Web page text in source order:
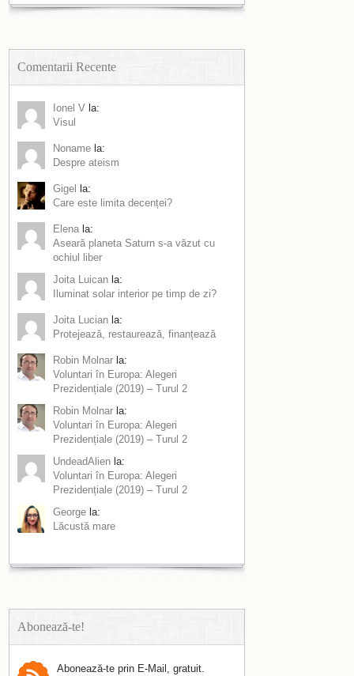
Comentarii Recente
Ionel V la:
Visul
Noname la:
Despre ateism
Gigel
la:
Care este limita decenței?
Elena la:
Aseară planeta Saturn s-a văzut cu
ochiul liber
Joita Luican la:
Iluminat solar interior pe timp de zi?
Joita Lucian la:
Protejează, restaurează, finanțează
Robin Molnar la:
Voluntari în Europa: Alegeri
Prezidențiale (2019) – Turul 2
Robin Molnar la:
Voluntari în Europa: Alegeri
Prezidențiale (2019) – Turul 2
UndeadAlien la:
Voluntari în Europa: Alegeri
Prezidențiale (2019) – Turul 2
George la:
Lăcustă mare
Abonează-te!
Abonează-te prin E-Mail, gratuit.